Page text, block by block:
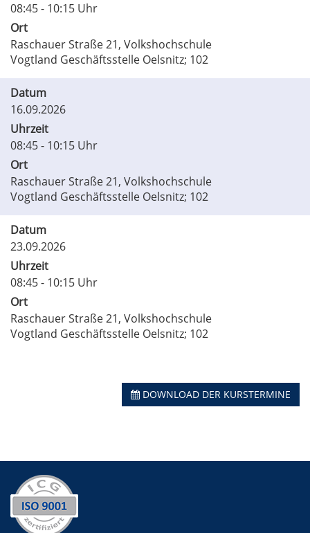
08:45 - 10:15 Uhr
Ort
Raschauer Straße 21, Volkshochschule
Vogtland Geschäftsstelle Oelsnitz; 102
Datum
16.09.2026
Uhrzeit
08:45 - 10:15 Uhr
Ort
Raschauer Straße 21, Volkshochschule
Vogtland Geschäftsstelle Oelsnitz; 102
Datum
23.09.2026
Uhrzeit
08:45 - 10:15 Uhr
Ort
Raschauer Straße 21, Volkshochschule
Vogtland Geschäftsstelle Oelsnitz; 102
DOWNLOAD DER KURSTERMINE